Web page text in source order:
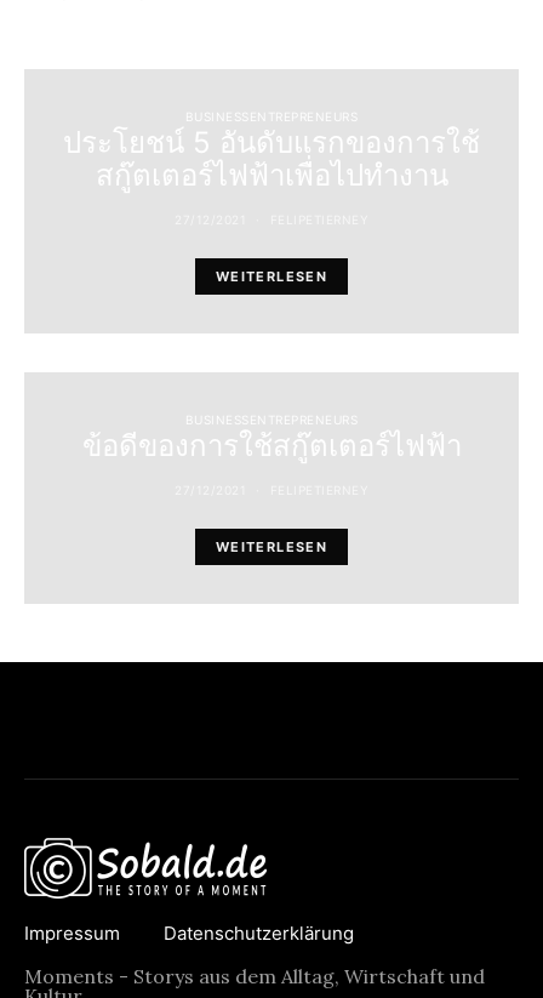
BUSINESSENTREPRENEURS
ประโยชน์ 5 อันดับแรกของการใช้
สกู๊ตเตอร์ไฟฟ้าเพื่อไปทำงาน
WEITERLESEN
BUSINESSENTREPRENEURS
ข้อดีของการใช้สกู๊ตเตอร์ไฟฟ้า
WEITERLESEN
Impressum Datenschutzerklärung
Moments - Storys aus dem Alltag, Wirtschaft und